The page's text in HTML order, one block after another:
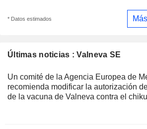
Últimas noticias : Valneva SE
Un comité de la Agencia Europea de
recomienda modificar la autorización
de la vacuna de Valneva contra el
* Datos estimados